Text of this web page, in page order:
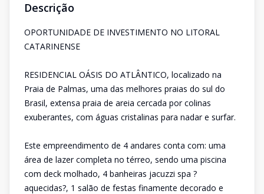
Descrição
OPORTUNIDADE DE INVESTIMENTO NO LITORAL
CATARINENSE
RESIDENCIAL OÁSIS DO ATLÂNTICO, localizado na
Praia de Palmas, uma das melhores praias do sul do
Brasil, extensa praia de areia cercada por colinas
exuberantes, com águas cristalinas para nadar e surfar.
Este empreendimento de 4 andares conta com: uma
área de lazer completa no térreo, sendo uma piscina
com deck molhado, 4 banheiras jacuzzi spa ?
aquecidas?, 1 salão de festas finamente decorado e